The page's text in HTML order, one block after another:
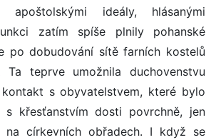
apoštolskými ideály, hlásanými
zatím spíše plnily pohanské
po dobudování sítě farních kostelů
Ta teprve umožnila duchovenstvu
s obyvatelstvem, které bylo
s křesťanstvím dosti povrchně, jen
na církevních obřadech. I když se